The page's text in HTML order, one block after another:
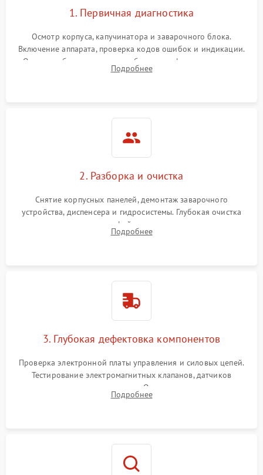
1. Первичная диагностика
Осмотр корпуса, капучинатора и заварочного блока.
Включение аппарата, проверка кодов ошибок и индикации.
Оценка работы помпы, термоблока и кофемолки на слух.
Измерение температуры и давления воды для выявления
Подробнее
2. Разборка и очистка
Снятие корпусных панелей, демонтаж заварочного
устройства, диспенсера и гидросистемы. Глубокая очистка
внутренних узлов от кофейных масел, жмыха и накипи.
Промывка дренажных каналов и фильтров с использованием
Подробнее
3. Глубокая дефектовка компонентов
Проверка электронной платы управления и силовых цепей.
Тестирование электромагнитных клапанов, датчиков
температуры и расходомера. Оценка степени износа
жерновов кофемолки, уплотнительных колец гидросистемы
Подробнее